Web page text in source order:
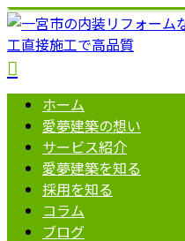
ホーム
愛夢建築の想い
サービス紹介
愛夢建築を知る
採用を知る
コラム
ブログ